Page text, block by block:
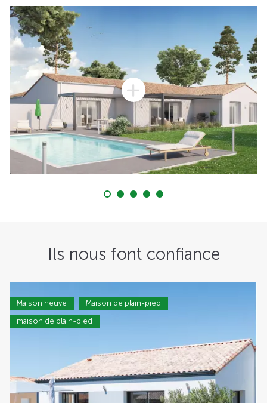
Ils nous font confiance
Maison neuve
Maison de plain-pied
maison de plain-pied